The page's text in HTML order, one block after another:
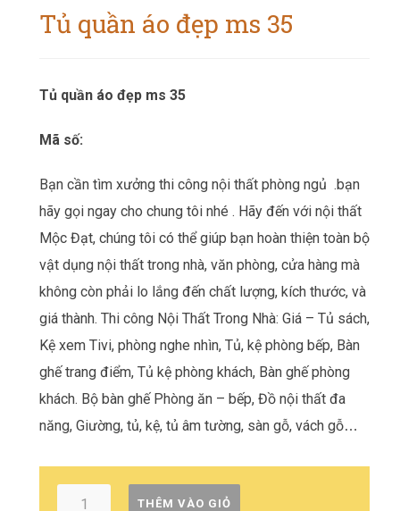
Tủ quần áo đẹp ms 35
Tủ quần áo đẹp ms 35
Mã số:
Bạn cần tìm xưởng thi công nội thất phòng ngủ .bạn
hãy gọi ngay cho chung tôi nhé . Hãy đến với nội thất
Mộc Đạt, chúng tôi có thể giúp bạn hoàn thiện toàn bộ
vật dụng nội thất trong nhà, văn phòng, cửa hàng mà
không còn phải lo lắng đến chất lượng, kích thước, và
giá thành. Thi công Nội Thất Trong Nhà: Giá – Tủ sách,
Kệ xem Tivi, phòng nghe nhìn, Tủ, kệ phòng bếp, Bàn
ghế trang điểm, Tủ kệ phòng khách, Bàn ghế phòng
khách. Bộ bàn ghế Phòng ăn – bếp, Đồ nội thất đa
năng, Giường, tủ, kệ, tủ âm tường, sàn gỗ, vách gỗ…
THÊM VÀO GIỎ